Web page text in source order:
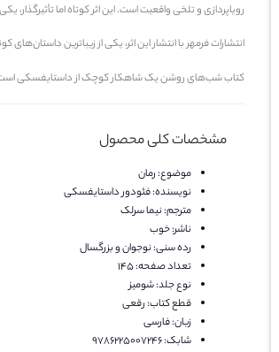
رویاپردازیوتلخی واقعیتاست. این اثر کوتاه اما
انتشارات فرمهر با انتشار این اثر، یکی از زیباترین
کتاب شب‌های روشن یک شاهکار کوچک از داستایفسکی
مشخصات کلی محصول
موضوع:رمان
نویسنده:فئودور داستایفسکی
مترجم:نیما سرلک
ناشر:خوب
رده سنی:نوجوان و بزرگسال
تعداد صفحه:
نوع جلد:شومیز
قطع کتاب:رقعی
زبان:فارسی
شابک: